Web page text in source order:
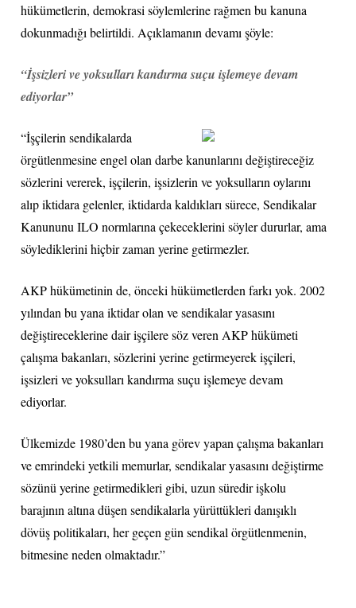
hükümetlerin, demokrasi söylemlerine rağmen bu kanuna
dokunmadığı belirtildi. Açıklamanın devamı şöyle:
“İşsizleri ve yoksulları kandırma suçu işlemeye devam
ediyorlar”
“İşçilerin sendikalarda
örgütlenmesine engel olan darbe kanunlarını değiştireceğiz
sözlerini vererek, işçilerin, işsizlerin ve yoksulların oylarını
alıp iktidara gelenler, iktidarda kaldıkları sürece, Sendikalar
Kanununu ILO normlarına çekeceklerini söyler dururlar, ama
söylediklerini hiçbir zaman yerine getirmezler.
AKP hükümetinin de, önceki hükümetlerden farkı yok. 2002
yılından bu yana iktidar olan ve sendikalar yasasını
değiştireceklerine dair işçilere söz veren AKP hükümeti
çalışma bakanları, sözlerini yerine getirmeyerek işçileri,
işsizleri ve yoksulları kandırma suçu işlemeye devam
ediyorlar.
Ülkemizde 1980’den bu yana görev yapan çalışma bakanları
ve emrindeki yetkili memurlar, sendikalar yasasını değiştirme
sözünü yerine getirmedikleri gibi, uzun süredir işkolu
barajının altına düşen sendikalarla yürüttükleri danışıklı
dövüş politikaları, her geçen gün sendikal örgütlenmenin,
bitmesine neden olmaktadır.”